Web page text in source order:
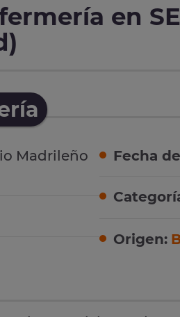
en
Madrileño
Fecha
Origen: